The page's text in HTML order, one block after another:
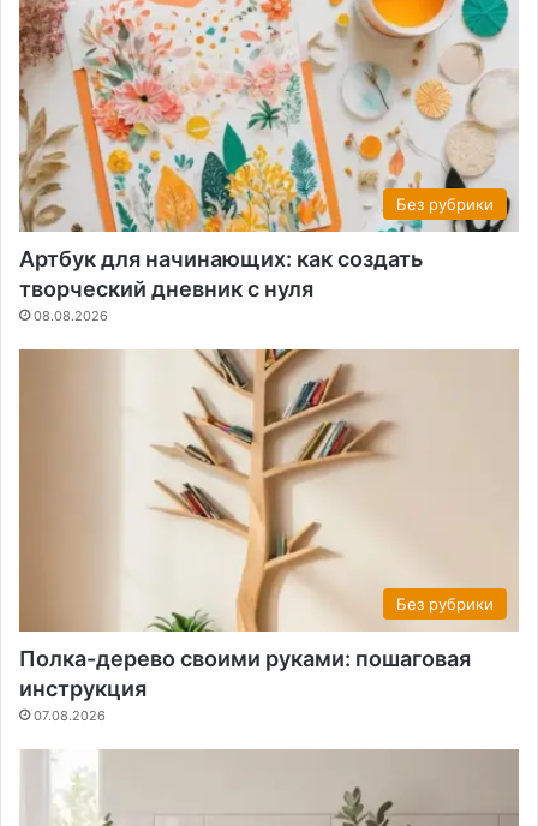
Без рубрики
Артбук для начинающих: как создать
творческий дневник с нуля
08.08.2026
Без рубрики
Полка-дерево своими руками: пошаговая
инструкция
07.08.2026